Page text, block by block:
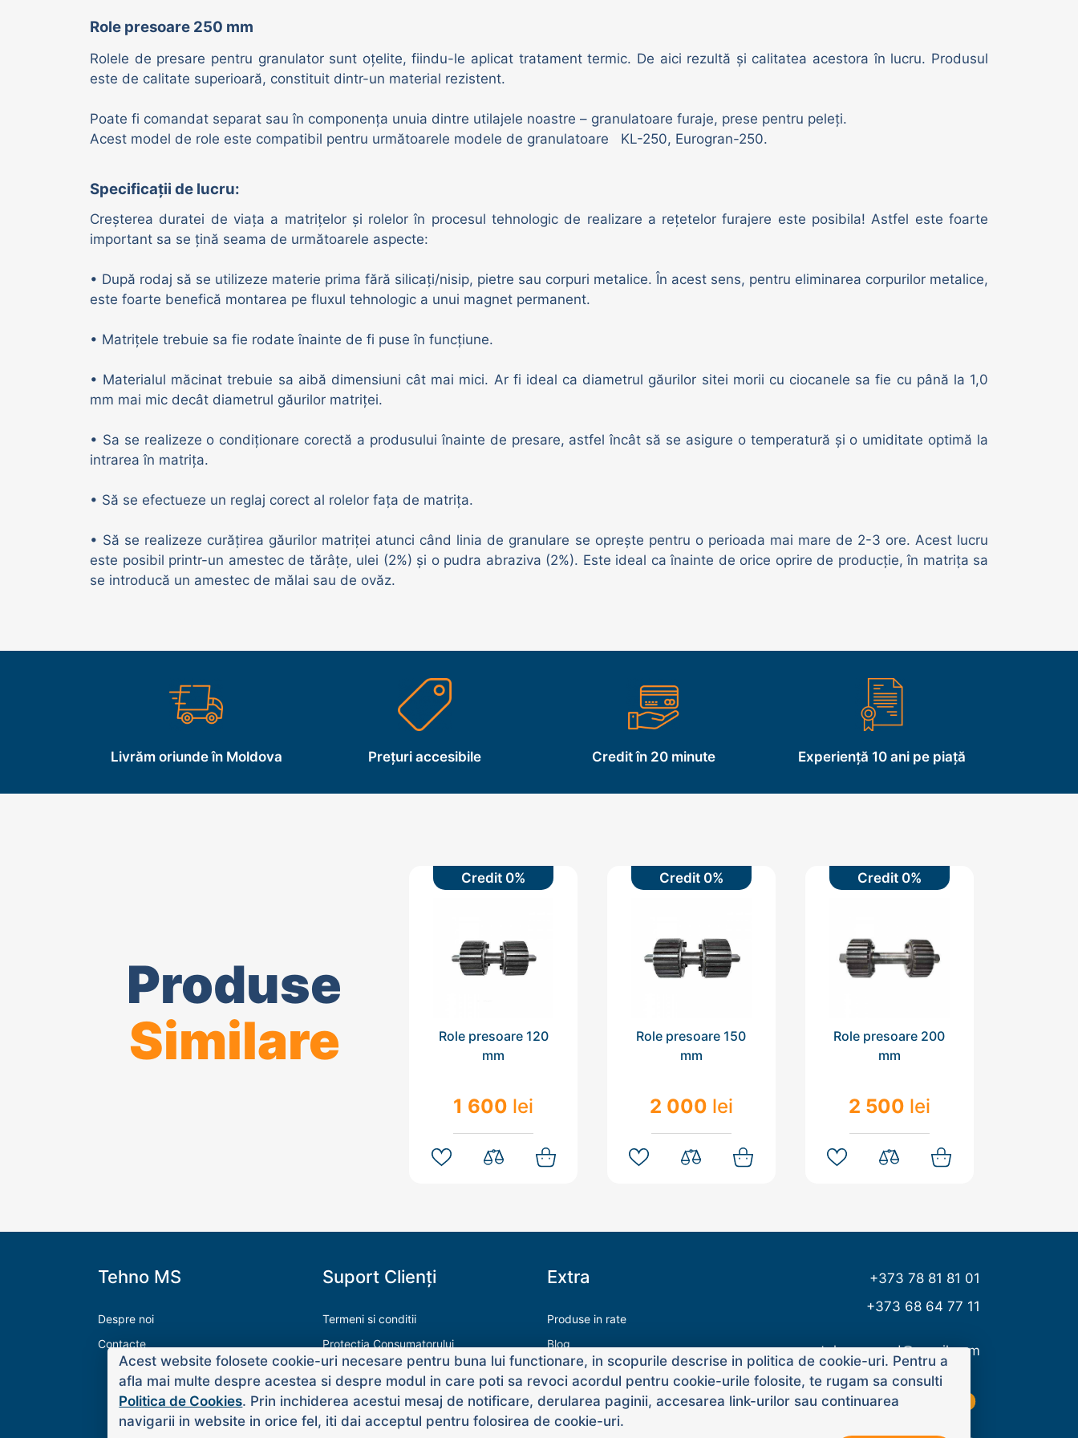
Adăpători vaci | oi | porci
Role presoare 250 mm
Rolele de presare pentru granulator sunt oțelite, fiindu-le aplicat tratament termic. De aici rezultă și calitatea acestora în lucru. Produsul
este de calitate superioară, constituit dintr-un material rezistent.
Poate fi comandat separat sau în componența unuia dintre utilajele noastre – granulatoare furaje, prese pentru peleți.
Acest model de role este compatibil pentru următoarele modele de granulatoare KL-250, Eurogran-250.
Specificații de lucru:
Creșterea duratei de viața a matrițelor și rolelor în procesul tehnologic de realizare a rețetelor furajere este posibila! Astfel este foarte
important sa se țină seama de următoarele aspecte:
• După rodaj să se utilizeze materie prima fără silicați/nisip, pietre sau corpuri metalice. În acest sens, pentru eliminarea corpurilor metalice,
este foarte benefică montarea pe fluxul tehnologic a unui magnet permanent.
• Matrițele trebuie sa fie rodate înainte de fi puse în funcțiune.
• Materialul măcinat trebuie sa aibă dimensiuni cât mai mici. Ar fi ideal ca diametrul găurilor sitei morii cu ciocanele sa fie cu până la 1,0
mm mai mic decât diametrul găurilor matriței.
• Sa se realizeze o condiționare corectă a produsului înainte de presare, astfel încât să se asigure o temperatură și o umiditate optimă la
intrarea în matrița.
• Să se efectueze un reglaj corect al rolelor fața de matrița.
• Să se realizeze curățirea găurilor matriței atunci când linia de granulare se oprește pentru o perioada mai mare de 2-3 ore. Acest lucru
este posibil printr-un amestec de tărâțe, ulei (2%) și o pudra abraziva (2%). Este ideal ca înainte de orice oprire de producție, în matrița sa
se introducă un amestec de mălai sau de ovăz.
Livrăm oriunde în Moldova Prețuri accesibile Credit în 20 minute Experiență 10 ani pe piață
Produse
Similare
Credit 0%
Role presoare 120
mm
1 600 lei
Credit 0%
Role presoare 150
mm
2 000 lei
Credit 0%
Role presoare 200
mm
2 500 lei
Tehno MS
Despre noi
Contacte
Suport Clienți
Termeni si conditii
Protectia Consumatorului
Modalități de plată
Extra
Produse in rate
Blog
+373 78 81 81 01
+373 68 64 77 11
tehnoms.md@gmail.com
Acest website folosete cookie-uri necesare pentru buna lui functionare, in scopurile descrise in politica de cookie-uri. Pentru a
afla mai multe despre acestea si despre modul in care poti sa revoci acordul pentru cookie-urile folosite, te rugam sa consulti
Politica de Cookies. Prin inchiderea acestui mesaj de notificare, derularea paginii, accesarea link-urilor sau continuarea
navigarii in website in orice fel, iti dai acceptul pentru folosirea de cookie-uri.